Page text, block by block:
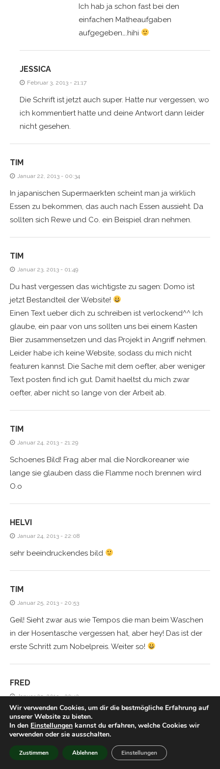
Ich hab ja schon fast bei den
einfachen Matheaufgaben
aufgegeben….hihi
JESSICA
Februar 3, 2013 - 21:17
Die Schrift ist jetzt auch super. Hatte nur vergessen, wo
ich kommentiert hatte und deine Antwort dann leider
nicht gesehen.
TIM
Januar 22, 2013 - 00:34
In japanischen Supermaerkten scheint man ja wirklich
Essen zu bekommen, das auch nach Essen aussieht. Da
sollten sich Rewe und Co. ein Beispiel dran nehmen.
TIM
Januar 23, 2013 - 01:49
Du hast vergessen das wichtigste zu sagen: Domo ist
jetzt Bestandteil der Website!
Einen Text ueber dich zu schreiben ist verlockend^^ Ich
glaube, ein paar von uns sollten uns bei einem Kasten
Bier zusammensetzen und das Projekt in Angriff nehmen.
Leider habe ich keine Website, sodass du mich nicht
featuren kannst. Die Sache mit dem oefter, aber weniger
Text posten find ich gut. Damit haeltst du mich zwar
oefter, aber nicht so lange von der Arbeit ab.
TIM
Januar 24, 2013 - 21:29
Schoenes Bild! Frag aber mal die Nordkoreaner wie
lange sie glauben dass die Flamme noch brennen wird
O.o
HELVI
Januar 24, 2013 - 22:08
sehr beeindruckendes bild
TIM
Januar 25, 2013 - 20:53
Geil! Sieht zwar aus wie Tempos die man beim Waschen
in der Hosentasche vergessen hat, aber hey! Das ist der
erste Schritt zum Nobelpreis. Weiter so!
FRED
Januar 25, 2013 - 22:42
Da kehren sie alle zur Synthese zurück ;D
TIM
Wir verwenden Cookies, um dir die bestmögliche Erfahrung auf
unserer Website zu bieten.
In den Einstellungen kannst du erfahren, welche Cookies wir
verwenden oder sie ausschalten.
Zustimmen Ablehnen Einstellungen